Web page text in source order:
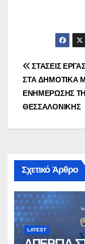
άρθρων
ΣΤΑΣΕΙΣ
ΣΤA ΔΗΜΟΤΙΚΑ
ΕΝΗΜΕΡΩΣΗΣ
ΘΕΣΣΑΛΟΝΙΚΗΣ
Σχετικό Άρθρο
LATEST